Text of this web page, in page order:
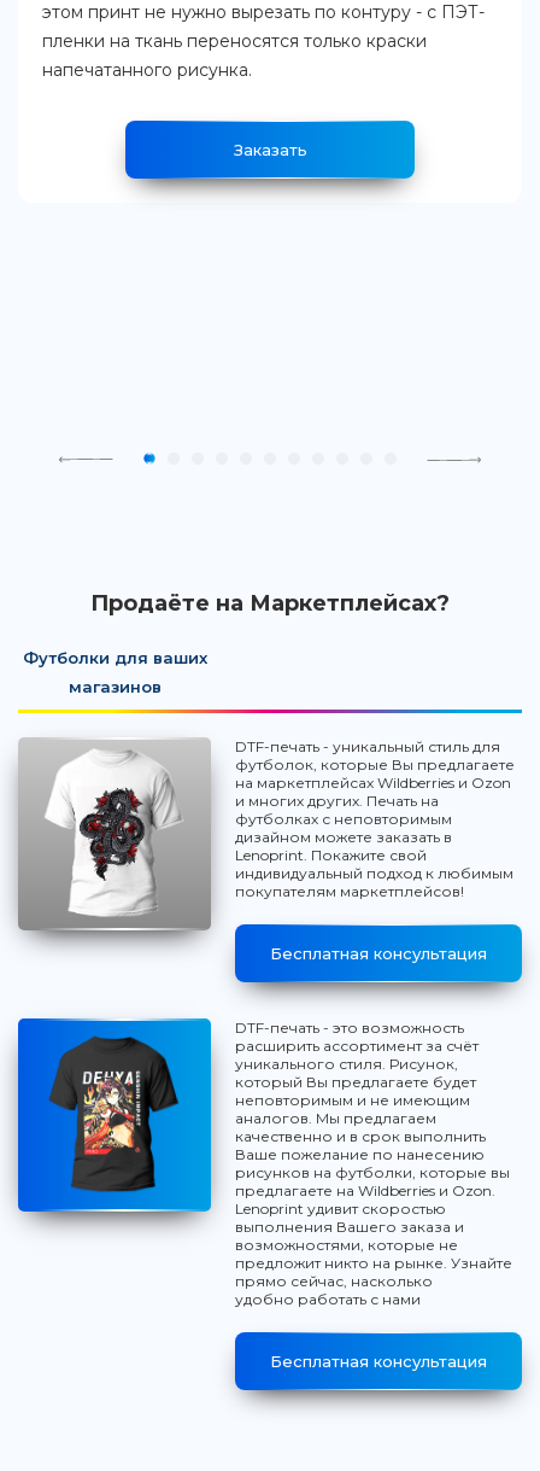
этом принт не нужно вырезать по контуру - с ПЭТ-
пленки на ткань переносятся только краски
напечатанного рисунка.
Заказать
Продаёте на Маркетплейсах?
Футболки для ваших
магазинов
DTF-печать - уникальный стиль для
футболок, которые Вы предлагаете
на маркетплейсах Wildberries и Ozon
и многих других. Печать на
футболках с неповторимым
дизайном можете заказать в
Lenoprint. Покажите свой
индивидуальный подход к любимым
покупателям маркетплейсов!
Бесплатная консультация
DTF-печать - это возможность
расширить ассортимент за счёт
уникального стиля. Рисунок,
который Вы предлагаете будет
неповторимым и не имеющим
аналогов. Мы предлагаем
качественно и в срок выполнить
Ваше пожелание по нанесению
рисунков на футболки, которые вы
предлагаете на Wildberries и Ozon.
Lenoprint удивит скоростью
выполнения Вашего заказа и
возможностями, которые не
предложит никто на рынке. Узнайте
прямо сейчас, насколько
удобно работать с нами
Бесплатная консультация